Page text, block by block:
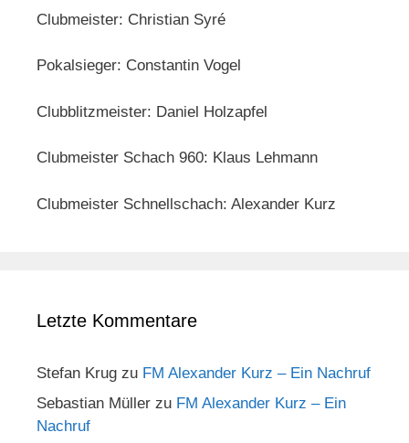
Clubmeister: Christian Syré
Pokalsieger: Constantin Vogel
Clubblitzmeister: Daniel Holzapfel
Clubmeister Schach 960: Klaus Lehmann
Clubmeister Schnellschach: Alexander Kurz
Letzte Kommentare
Stefan Krug zu FM Alexander Kurz – Ein Nachruf
Sebastian Müller zu FM Alexander Kurz – Ein
Nachruf